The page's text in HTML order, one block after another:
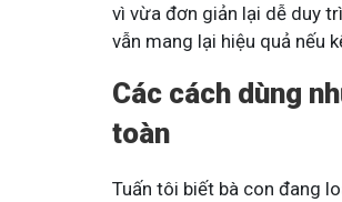
vì vừa đơn giản lại dễ duy
vẫn mang lại hiệu quả nếu
Các cách dùng
toàn
Tuấn tôi biết bà con đang